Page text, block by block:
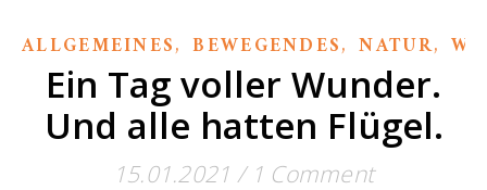
ALLGEMEINES,BEWEGENDES,NATUR,
Ein Tag voller Wunder.
Und alle hatten Flügel.
15.01.2021 / 1 Comment